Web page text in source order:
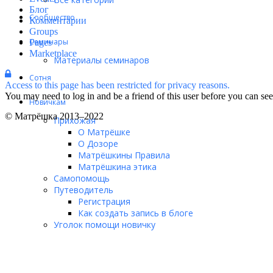
Сообщество
Семинары
Материалы семинаров
Сотня
Новичкам
Прихожая
О Матрёшке
О Дозоре
Матрёшкины Правила
Матрёшкина этика
Самопомощь
Путеводитель
Регистрация
Как создать запись в блоге
Уголок помощи новичку
Блог
Комментарии
Groups
Pages
Marketplace
Access to this page has been restricted for privacy reasons.
You may need to log in and be a friend of this user before you can
© Матрёшка 2013–2022